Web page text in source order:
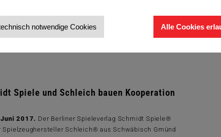
notwendige Cookies Alle Cookies
Zum Artikel
Spiele und Schleich bauen Kooperation
2017. Der Berliner Spieleverlag Schmidt Spiele®
Spielzeughersteller Schleich® aus Schwäbisch Gmünd